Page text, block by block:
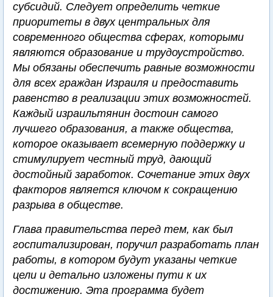
субсидий. Следует определить четкие
приоритеты в двух центральных для
современного общества сферах, которыми
являются образование и трудоустройство.
Мы обязаны обеспечить равные возможности
для всех граждан Израиля и предоставить
равенство в реализации этих возможностей.
Каждый израильтянин достоин самого
лучшего образования, а также общества,
которое оказывает всемерную поддержку и
стимулирует честный труд, дающий
достойный заработок. Сочетание этих двух
факторов является ключом к сокращению
разрыва в обществе.
Глава правительства перед тем, как был
госпитализирован, поручил разработать план
работы, в котором будут указаны четкие
цели и детально изложены пути к их
достижению. Эта программа будет